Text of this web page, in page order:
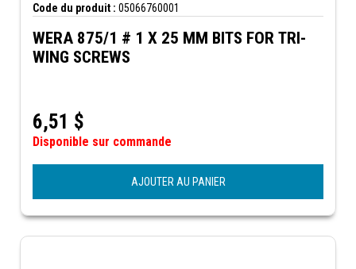
Code du produit : 05066760001
WERA 875/1 # 1 X 25 MM BITS FOR TRI-
WING SCREWS
6,51 $
Disponible sur commande
AJOUTER AU PANIER